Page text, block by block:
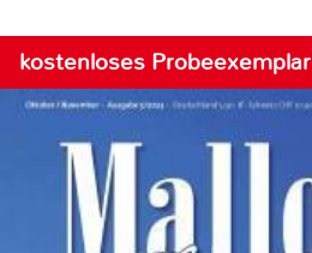
kostenloses Probeexemplar